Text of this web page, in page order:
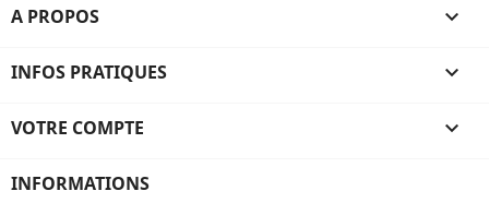
A PROPOS 
INFOS PRATIQUES 
VOTRE COMPTE 
INFORMATIONS